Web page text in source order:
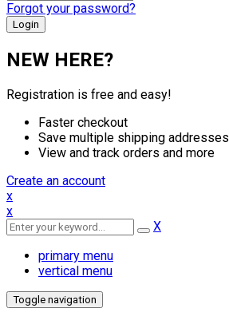
Forgot your password?
NEW HERE?
Registration is free and easy!
Faster checkout
Save multiple shipping addresses
View and track orders and more
Create an account
x
x
X
primary menu
vertical menu
Toggle navigation